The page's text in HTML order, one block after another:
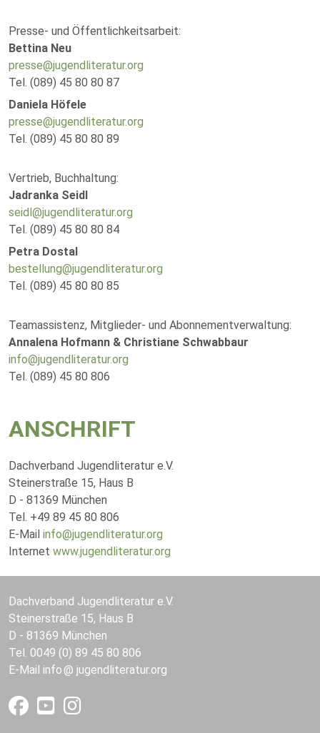
Presse- und Öffentlichkeitsarbeit:
Bettina Neu
presse@jugendliteratur.org
Tel. (089) 45 80 80 87
Daniela Höfele
presse@jugendliteratur.org
Tel. (089) 45 80 80 89
Vertrieb, Buchhaltung:
Jadranka Seidl
seidl@jugendliteratur.org
Tel. (089) 45 80 80 84
Petra Dostal
bestellung@jugendliteratur.org
Tel. (089) 45 80 80 85
Teamassistenz, Mitglieder- und Abonnementverwaltung:
Annalena Hofmann & Christiane Schwabbaur
info@jugendliteratur.org
Tel. (089) 45 80 806
ANSCHRIFT
Dachverband Jugendliteratur e.V.
Steinerstraße 15, Haus B
D - 81369 München
Tel. +49 89 45 80 806
E-Mail info@jugendliteratur.org
Internet www.jugendliteratur.org
Dachverband Jugendliteratur e.V.
Steinerstraße 15, Haus B
D - 81369 München
Tel. 0049 (0) 89 45 80 806
E-Mail info jugendliteratur.org